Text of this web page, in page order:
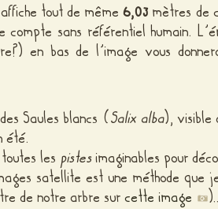
tout de même6,03 mètres de
compte sans référentiel humain.
en bas de l’image vous
Saules blancs (Salix alba), visible
été.
les pistesimaginables pour
satellite est une méthode
de notre arbre surcette image